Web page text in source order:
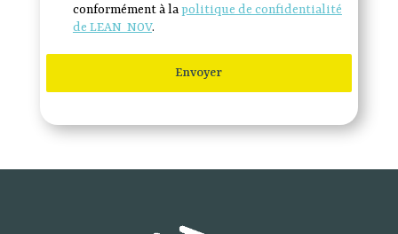
conformément à lapolitique de confidentialité
de LEAN NOV.
Envoyer